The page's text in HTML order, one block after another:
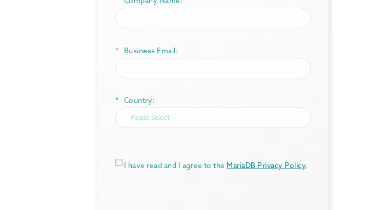
* Business Email:
* Country:
* I have read and I agree to the MariaDB Privacy Policy.